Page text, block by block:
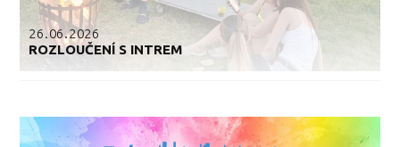
26.06.2026
ROZLOUČENÍ S INTREM